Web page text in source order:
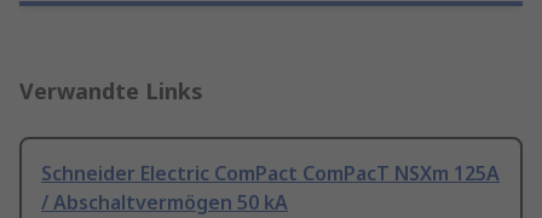
Verwandte Links
Schneider Electric ComPact ComPacT NSXm 125A
/ Abschaltvermögen 50 kA